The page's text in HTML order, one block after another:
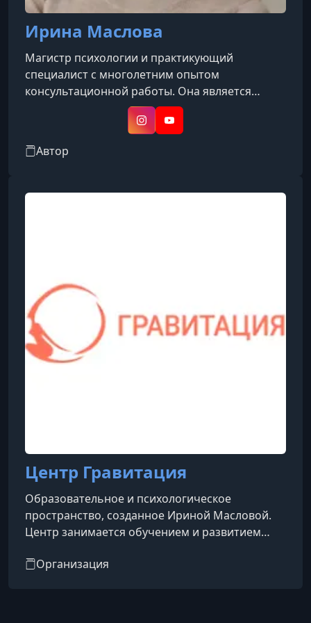
Ирина Маслова
Магистр психологии и практикующий
специалист с многолетним опытом
консультационной работы. Она является
автором собственного психологического
подхода «Генезис», направленного на работу с
жизненными сценариями, а также
«Гравитация».
InstagramYouTube
Автор
Центр Гравитация
Образовательное и психологическое
пространство, созданное Ириной Масловой.
Центр занимается обучением и развитием
личностному росту и работе с внутренними
Организация